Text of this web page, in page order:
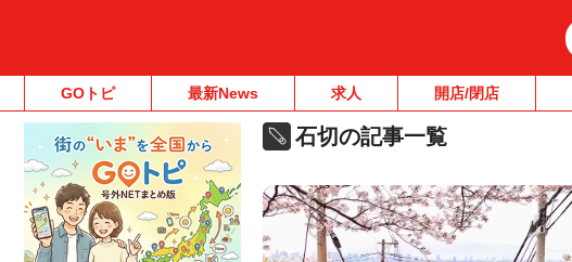
GOトピ 最新News 求人 開店/閉店
石切の記事一覧